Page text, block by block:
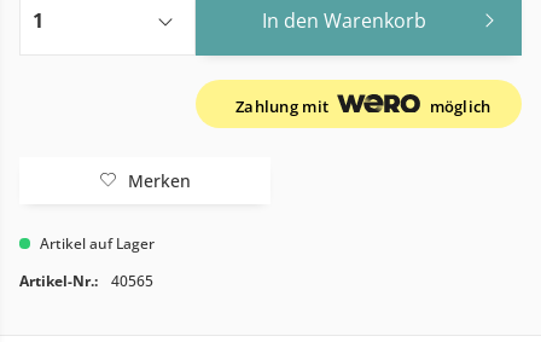
In den Warenkorb
Zahlung mit möglich
Merken
Artikel auf Lager
Artikel-Nr.:
40565